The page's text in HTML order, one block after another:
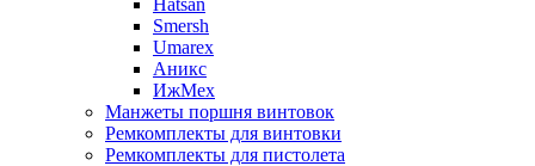
Hatsan
Smersh
Umarex
Аникс
ИжМех
Манжеты поршня винтовок
Ремкомплекты для винтовки
Ремкомплекты для пистолета